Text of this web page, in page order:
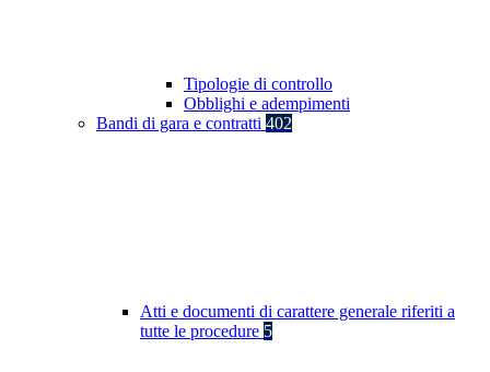
Tipologie di controllo
Obblighi e adempimenti
Bandi di gara e contratti 402
Atti e documenti di carattere generale riferiti a
tutte le procedure 5